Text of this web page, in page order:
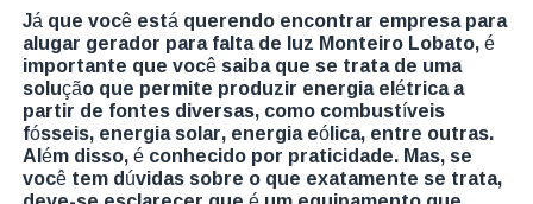
Já que você está querendo encontrar empresa para
alugar gerador para falta de luz Monteiro Lobato, é
importante que você saiba que se trata de uma
solução que permite produzir energia elétrica a
partir de fontes diversas, como combustíveis
fósseis, energia solar, energia eólica, entre outras.
Além disso, é conhecido por praticidade. Mas, se
você tem dúvidas sobre o que exatamente se trata,